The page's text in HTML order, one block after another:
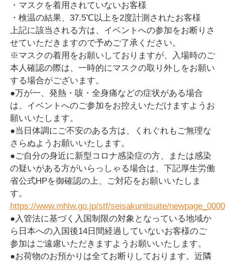
・マスクを着用されていないお客様
・検温の結果、37.5℃以上を2度計測されたお客様
上記に該当される方は、イベントへの参加をお断りさ
せていただきますので予めご了承ください。
※マスクの着用をお願いしておりますが、入場時のご
本人確認の際は、一時的にマスクの取り外しをお願い
する場合がございます。
●万が一、発熱・咳・全身痛などの症状がある場合
は、イベントへのご参加をお控えいただけますようお
願いいたします。
●当日体調にご不安のある方は、くれぐれもご無理な
さらぬようお願いいたします。
●ご自分の身近に新型コロナ感染症の方、または感染
の疑いがある方がいらっしゃる場合は、下記厚生労働
省公式HPを御確認の上、ご対応をお願いいたしま
す。
https://www.mhlw.go.jp/stf/seisakunitsuite/
●入管法に基づく入国制限の対象となっている地域か
ら日本への入国後14日間経過していないお客様のご
参加はご遠慮いただきますようお願いいたします。
●お荷物のお預かりは全てお断りしております。近隣